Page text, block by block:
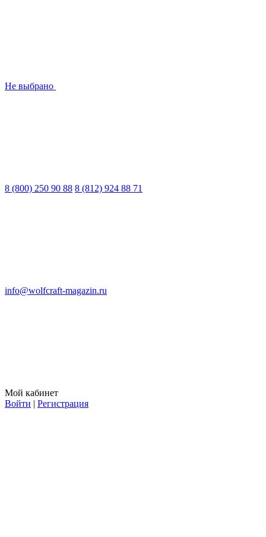
Не выбрано
8 (800) 250 90 88 8 (812) 924 88 71
info@wolfcraft-magazin.ru
Мой кабинет
Войти | Регистрация